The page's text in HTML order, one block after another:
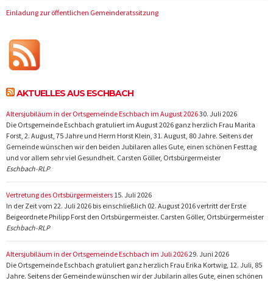
Einladung zur öffentlichen Gemeinderatssitzung
AKTUELLES AUS ESCHBACH
Altersjubiläum in der Ortsgemeinde Eschbach im August 202630. Juli 2026
Die Ortsgemeinde Eschbach gratuliert im August 2026 ganz herzlich Frau Marita
Forst, 2. August, 75 Jahre und Herrn Horst Klein, 31. August, 80 Jahre. Seitens der
Gemeinde wünschen wir den beiden Jubilaren alles Gute, einen schönen Festtag
und vor allem sehr viel Gesundheit. Carsten Göller, Ortsbürgermeister
Eschbach-RLP
Vertretung des Ortsbürgermeisters 15. Juli 2026
In der Zeit vom 22. Juli 2026 bis einschließlich 02. August 2016 vertritt der Erste
Beigeordnete Philipp Forst den Ortsbürgermeister. Carsten Göller, Ortsbürgermeister
Eschbach-RLP
Altersjubiläum in der Ortsgemeinde Eschbach im Juli 202629. Juni 2026
Die Ortsgemeinde Eschbach gratuliert ganz herzlich Frau Erika Kortwig, 12. Juli, 85
Jahre. Seitens der Gemeinde wünschen wir der Jubilarin alles Gute, einen schönen